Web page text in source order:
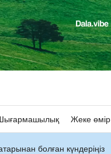
Жеке өмір
болған күндеріңіз